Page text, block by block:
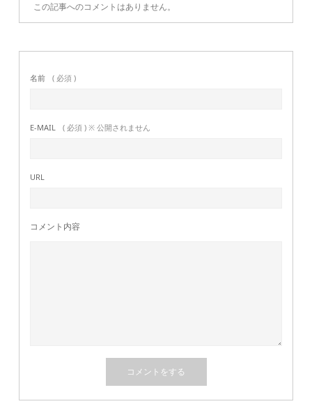
この記事へのコメントはありません。
名前 ( 必須 )
E-MAIL ( 必須 ) ※ 公開されません
URL
コメント内容